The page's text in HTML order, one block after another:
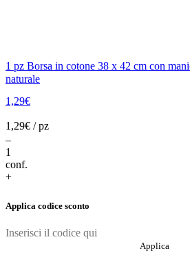
1 pz Borsa in cotone 38 x 42 cm con
naturale
1,29€
1,29€ / pz
–
conf.
+
Applica codice sconto
Applica